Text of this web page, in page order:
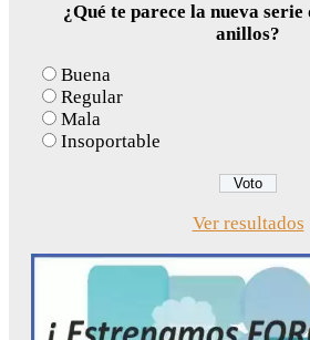
¿Qué te parece la nueva serie
anillos?
Buena
Regular
Mala
Insoportable
Ver resultados